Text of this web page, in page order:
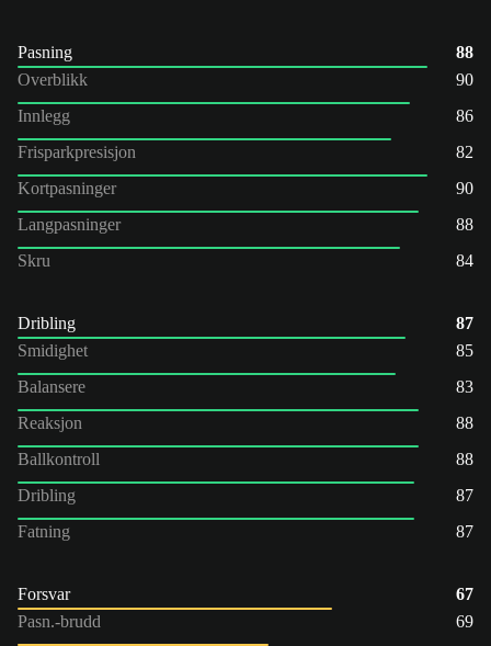
Pasning
88
Overblikk
90
Innlegg
86
Frisparkpresisjon
82
Kortpasninger
90
Langpasninger
88
Skru
84
Dribling
87
Smidighet
85
Balansere
83
Reaksjon
88
Ballkontroll
88
Dribling
87
Fatning
87
Forsvar
67
Pasn.-brudd
69